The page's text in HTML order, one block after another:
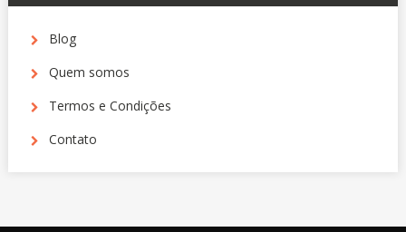
Blog
Quem somos
Termos e Condições
Contato